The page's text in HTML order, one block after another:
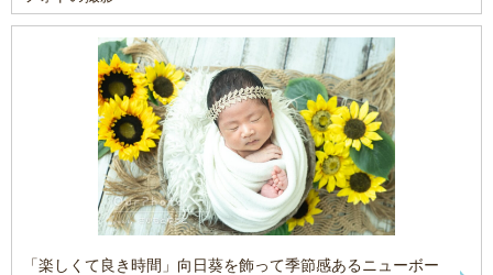
「楽しくて良き時間」向日葵を飾って季節感あるニューボー